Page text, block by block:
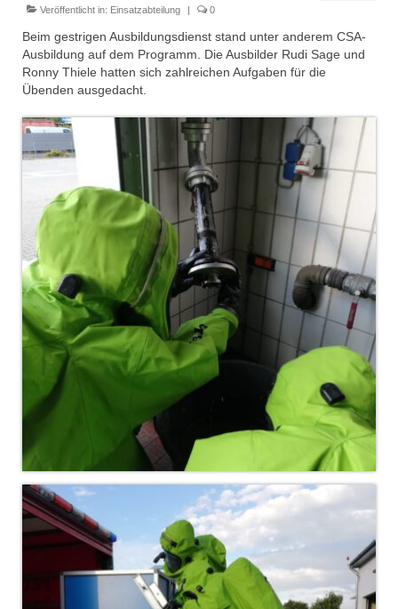
Dienstplan
Einsätze
Einsatzstichworte
Jugendfeuerwehr
Dienstplan
Gründung Jugendfeuerwehr 1996
25-jähriges Jubiläum Jugendfeuerwehr 2021
Kreiszeltlager 2023
Kinderfeuerwehr
Infos
Katastrophenschutz
GDekonP-Zug
Dienstplan Dekon-Zug
KatS-Zug
Dienstplan KatS-Zug
Veröffentlicht in: Einsatzabteilung | 0
Beim gestrigen Ausbildungsdienst stand unter anderem CSA-
Ausbildung auf dem Programm. Die Ausbilder Rudi Sage und
Ronny Thiele hatten sich zahlreichen Aufgaben für die
Übenden ausgedacht.